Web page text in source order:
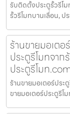
รับติดตั้งประตูรั้วรีโ
รั้วรีโมทบานเลื่อน, ป
ร้านขายมอเตอ
ประตูรีโมทจาก
ประตูรีโมท
ร้านขายมอเตอร์ประ
ขายมอเตอร์ประตูรี